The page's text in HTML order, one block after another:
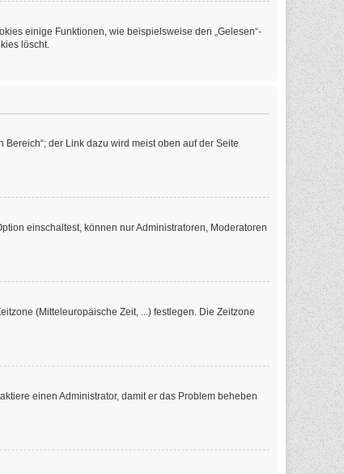
einige Funktionen, wie beispielsweise den „Gelesen“-
löscht.
der Link dazu wird meist oben auf der Seite
einschaltest, können nur Administratoren, Moderatoren
(Mitteleuropäische Zeit, ...) festlegen. Die Zeitzone
einen Administrator, damit er das Problem beheben